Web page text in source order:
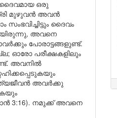
ഒരു
മുഴുവൻ അവൻ
സംഭവിച്ചിട്ടും ദൈവം
അവനെ
പോരാട്ടങ്ങളുണ്ട്.
ഓരോ പരീക്ഷകളിലും
അവനിൽ
അവർക്കു
3:16). നമുക്ക് അവനെ